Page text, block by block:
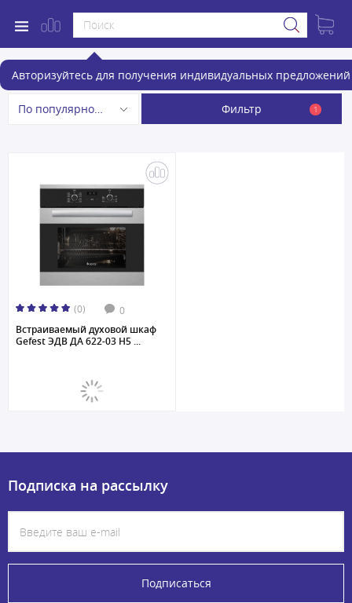
Авторизуйтесь для получения индивидуальных предложений
Электрические духовые шкафы
По популярности Фильтр 1
(0) 0
Встраиваемый духовой шкаф
Gefest ЭДВ ДА 622-03 H5 ...
Подписка на рассылку
Подписаться